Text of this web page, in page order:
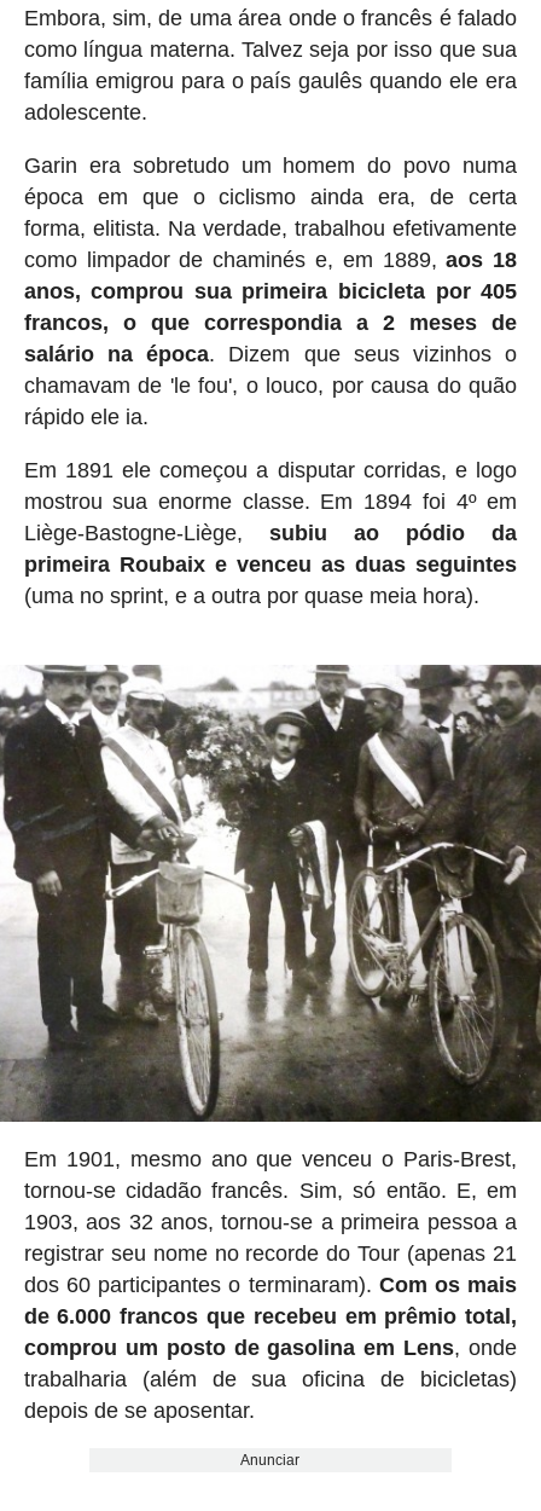
Embora, sim, de uma área onde o francês é falado
como língua materna. Talvez seja por isso que sua
família emigrou para o país gaulês quando ele era
adolescente.
Garin era sobretudo um homem do povo numa
época em que o ciclismo ainda era, de certa
forma, elitista. Na verdade, trabalhou efetivamente
como limpador de chaminés e, em 1889,aos 18
anos, comprou sua primeira bicicleta por 405
francos, o que correspondia a 2 meses de
salário na época. Dizem que seus vizinhos o
chamavam de 'le fou', o louco, por causa do quão
rápido ele ia.
Em 1891 ele começou a disputar corridas, e logo
mostrou sua enorme classe. Em 1894 foi 4º em
Liège-Bastogne-Liège, subiu ao pódio da
primeira Roubaix e venceu as duas seguintes
(uma no sprint, e a outra por quase meia hora).
Em 1901, mesmo ano que venceu o Paris-Brest,
tornou-se cidadão francês. Sim, só então. E, em
1903, aos 32 anos, tornou-se a primeira pessoa a
registrar seu nome no recorde do Tour (apenas 21
dos 60 participantes o terminaram). Com os mais
de 6.000 francos que recebeu em prêmio total,
comprou um posto de gasolina em Lens, onde
trabalharia (além de sua oficina de bicicletas)
depois de se aposentar.
Anunciar